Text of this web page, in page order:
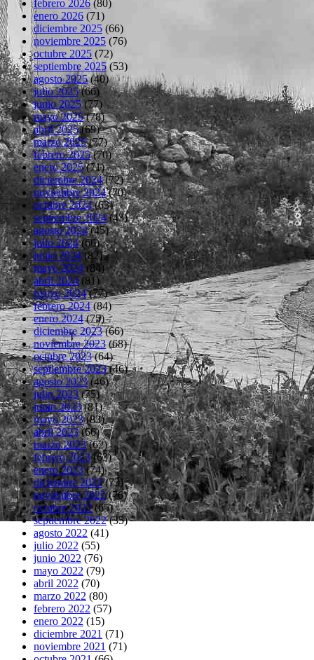
febrero 2026 (80)
enero 2026 (71)
diciembre 2025 (66)
noviembre 2025 (76)
octubre 2025 (72)
septiembre 2025 (53)
agosto 2025(40)
julio 2025(66)
junio 2025(77)
mayo 2025(78)
abril 2025(69)
marzo 2025(77)
febrero 2025(70)
enero 2025(71)
diciembre 2024(72)
noviembre 2024(70)
octubre 2024(63)
septiembre 2024(43)
agosto 2024(45)
julio 2024(66)
junio 2024 (82)
mayo 2024 (84)
abril 2024(81)
marzo 2024(77)
febrero 2024(84)
enero 2024(75)
diciembre 2023(66)
noviembre 2023(68)
octubre 2023(64)
septiembre 2023(46)
agosto 2023(46)
julio 2023(75)
junio 2023(81)
mayo 2023(83)
abril 2023(66)
marzo 2023(62)
febrero 2023(63)
enero 2023(74)
diciembre 2022(73)
noviembre 2022(76)
octubre 2022(65)
septiembre 2022(35)
agosto 2022 (41)
julio 2022 (55)
junio 2022 (76)
mayo 2022 (79)
abril 2022 (70)
marzo 2022 (80)
febrero 2022 (57)
enero 2022 (15)
diciembre 2021 (71)
noviembre 2021 (71)